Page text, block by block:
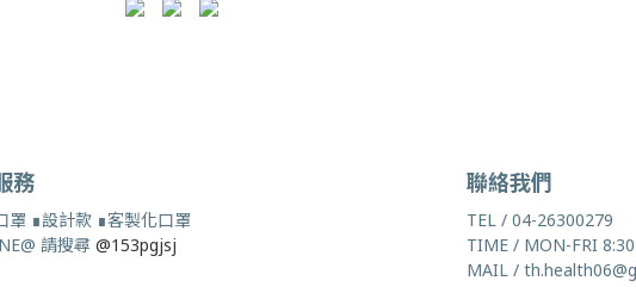
務
罩 ∎設計款 ∎客製化口罩
請搜尋 @153pgjsj
聯絡我們
TEL / 04-26300279
TIME / MON-FRI
MAIL /